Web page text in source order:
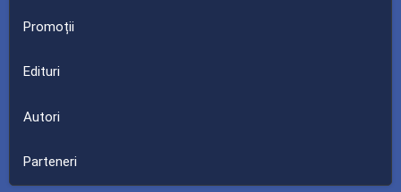
Promoții
Edituri
Autori
Parteneri